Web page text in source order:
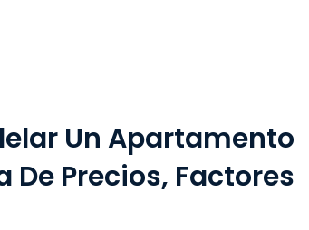
Un Apartamento
De Precios, Factores